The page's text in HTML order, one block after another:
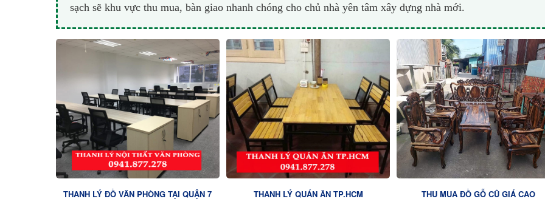
sạch sẽ khu vực thu mua, bàn giao nhanh chóng cho chủ nhà yên tâm xây dựng nhà mới.
THANH LÝ ĐỒ VĂN PHÒNG TẠI QUẬN 7 THANH LÝ QUÁN ĂN TP.HCM THU MUA ĐỒ GỖ CŨ GIÁ CAO